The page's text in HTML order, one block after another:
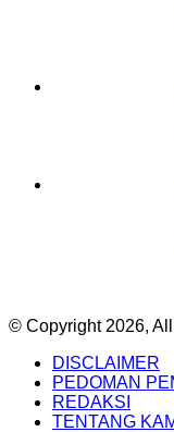
© Copyright 2026,
DISCLAIMER
PEDOMAN
REDAKSI
TENTANG